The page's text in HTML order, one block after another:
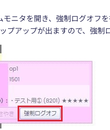
ニタを開き、強制ログオフ
プアップが出ますので、強制